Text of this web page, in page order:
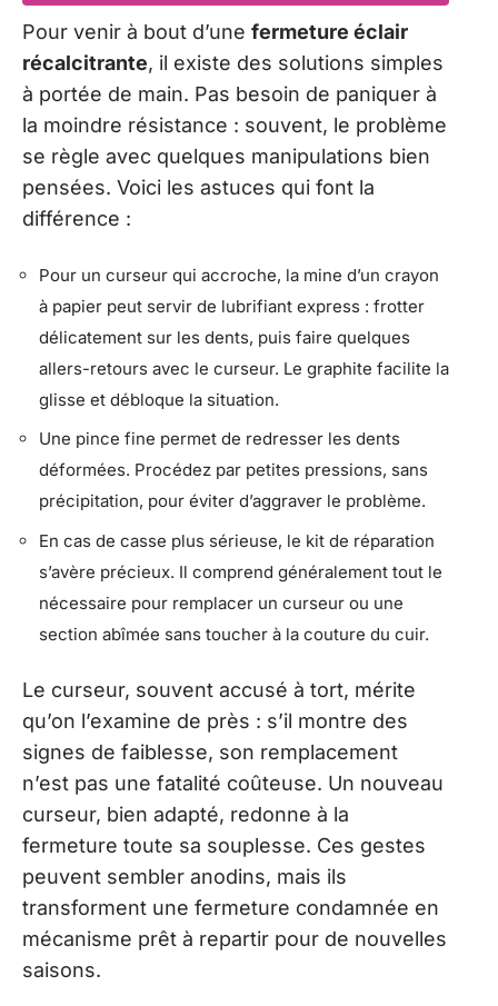
Pour venir à bout d’une fermeture éclair
récalcitrante, il existe des solutions simples
à portée de main. Pas besoin de paniquer à
la moindre résistance : souvent, le problème
se règle avec quelques manipulations bien
pensées. Voici les astuces qui font la
différence :
Pour un curseur qui accroche, la mine d’un crayon
à papier peut servir de lubrifiant express : frotter
délicatement sur les dents, puis faire quelques
allers-retours avec le curseur. Le graphite facilite la
glisse et débloque la situation.
Une pince fine permet de redresser les dents
déformées. Procédez par petites pressions, sans
précipitation, pour éviter d’aggraver le problème.
En cas de casse plus sérieuse, le kit de réparation
s’avère précieux. Il comprend généralement tout le
nécessaire pour remplacer un curseur ou une
section abîmée sans toucher à la couture du cuir.
Le curseur, souvent accusé à tort, mérite
qu’on l’examine de près : s’il montre des
signes de faiblesse, son remplacement
n’est pas une fatalité coûteuse. Un nouveau
curseur, bien adapté, redonne à la
fermeture toute sa souplesse. Ces gestes
peuvent sembler anodins, mais ils
transforment une fermeture condamnée en
mécanisme prêt à repartir pour de nouvelles
saisons.